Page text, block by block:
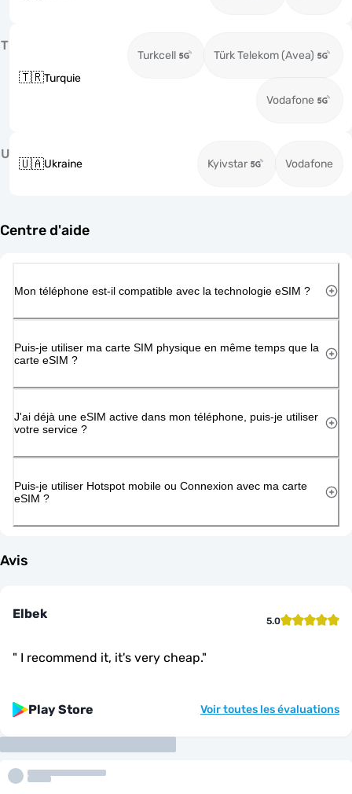
T
🇹🇷Turquie
Turkcell Türk Telekom (Avea)
Vodafone
U
🇺🇦Ukraine Kyivstar Vodafone
Centre d'aide
Mon téléphone est-il compatible avec la technologie eSIM ?
Puis-je utiliser ma carte SIM physique en même temps que la
carte eSIM ?
J'ai déjà une eSIM active dans mon téléphone, puis-je utiliser
votre service ?
Puis-je utiliser Hotspot mobile ou Connexion avec ma carte
eSIM ?
Avis
Elbek 5.0
" I recommend it, it's very cheap."
Play Store Voir toutes les évaluations